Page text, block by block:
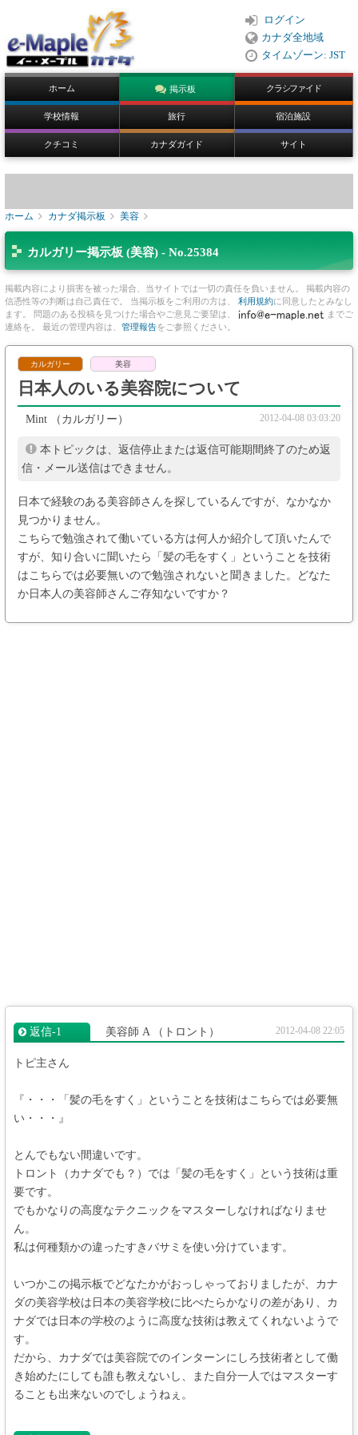
ログイン
カナダ全地域
タイムゾーン: JST
ホーム 掲示板 クラシファイド
学校情報 旅行 宿泊施設
クチコミ カナダガイド サイト
ホーム カナダ掲示板 美容
カルガリー掲示板 (美容) - No.25384
掲載内容により損害を被った場合、当サイトでは一切の責任を負いません。 掲載内容の
信憑性等の判断は自己責任で。 当掲示板をご利用の方は、 利用規約に同意したとみなし
ます。 問題のある投稿を見つけた場合やご意見ご要望は、
までご
連絡を。 最近の管理内容は、 管理報告をご参照ください。
カルガリー 美容
日本人のいる美容院について
Mint （カルガリー） 2012-04-08 03:03:20
本トピックは、返信停止または返信可能期間終了のため返
信・メール送信はできません。
日本で経験のある美容師さんを探しているんですが、なかなか
見つかりません。
こちらで勉強されて働いている方は何人か紹介して頂いたんで
すが、知り合いに聞いたら「髪の毛をすく」ということを技術
はこちらでは必要無いので勉強されないと聞きました。どなた
か日本人の美容師さんご存知ないですか？
返信‐1 美容師 A（トロント） 2012-04-08 22:05
トピ主さん
『・・・「髪の毛をすく」ということを技術はこちらでは必要無
い・・・』
とんでもない間違いです。
トロント（カナダでも？）では「髪の毛をすく」という技術は重
要です。
でもかなりの高度なテクニックをマスターしなければなりませ
ん。
私は何種類かの違ったすきバサミを使い分けています。
いつかこの掲示板でどなたかがおっしゃっておりましたが、カナ
ダの美容学校は日本の美容学校に比べたらかなりの差があり、カ
ナダでは日本の学校のように高度な技術は教えてくれないようで
す。
だから、カナダでは美容院でのインターンにしろ技術者として働
き始めたにしても誰も教えないし、また自分一人ではマスターす
ることも出来ないのでしょうねぇ。